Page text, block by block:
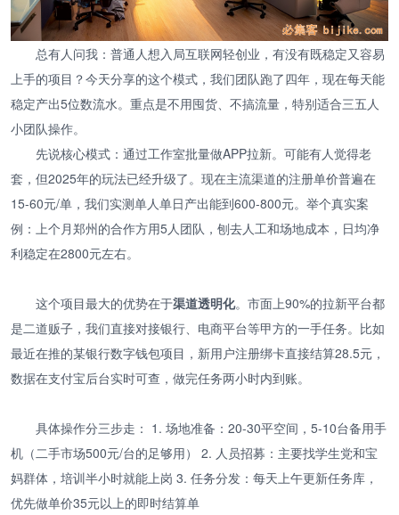
总有人问我：普通人想入局互联网轻创业，有没有既稳定又容易
上手的项目？今天分享的这个模式，我们团队跑了四年，现在每天能
稳定产出5位数流水。重点是不用囤货、不搞流量，特别适合三五人
小团队操作。
先说核心模式：通过工作室批量做APP拉新。可能有人觉得老
套，但2025年的玩法已经升级了。现在主流渠道的注册单价普遍在
15-60元/单，我们实测单人单日产出能到600-800元。举个真实案
例：上个月郑州的合作方用5人团队，刨去人工和场地成本，日均净
利稳定在2800元左右。
这个项目最大的优势在于渠道透明化。市面上90%的拉新平台都
是二道贩子，我们直接对接银行、电商平台等甲方的一手任务。比如
最近在推的某银行数字钱包项目，新用户注册绑卡直接结算28.5元，
数据在支付宝后台实时可查，做完任务两小时内到账。
具体操作分三步走： 1. 场地准备：20-30平空间，5-10台备用手
机（二手市场500元/台的足够用） 2. 人员招募：主要找学生党和宝
妈群体，培训半小时就能上岗 3. 任务分发：每天上午更新任务库，
优先做单价35元以上的即时结算单